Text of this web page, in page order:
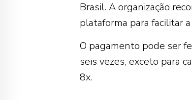
Brasil. A organização
plataforma para facilitar
O pagamento pode ser
seis vezes, exceto para
8x.